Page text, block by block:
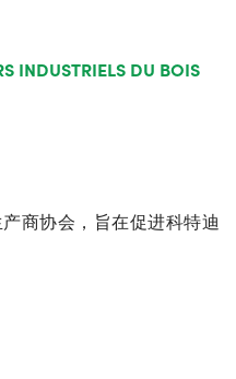
INDUSTRIELS DU BOIS
商协会，旨在促进科特迪